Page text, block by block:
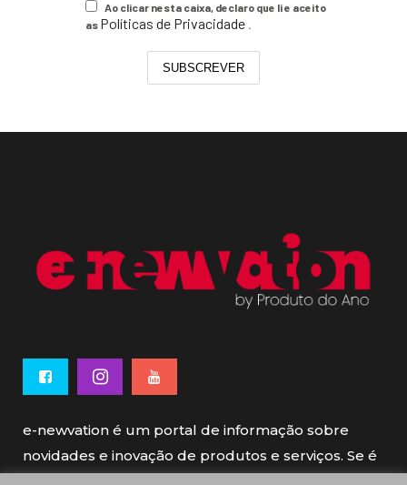
Ao clicar nesta caixa, declaro que li e aceito
as Políticas de Privacidade .
SUBSCREVER
e-newvation é um portal de informação sobre
novidades e inovação de produtos e serviços. Se é